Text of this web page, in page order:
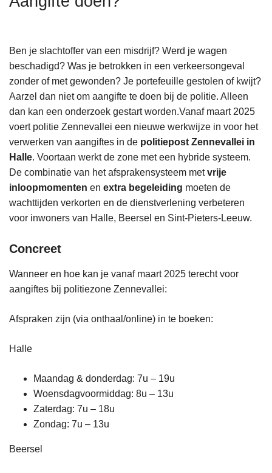
Ben je slachtoffer van een misdrijf? Werd je wagen
beschadigd? Was je betrokken in een verkeersongeval
zonder of met gewonden? Je portefeuille gestolen of kwijt?
Aarzel dan niet om aangifte te doen bij de politie. Alleen
dan kan een onderzoek gestart worden.Vanaf maart 2025
voert politie Zennevallei een nieuwe werkwijze in voor het
verwerken van aangiftes in de politiepost Zennevallei in
Halle. Voortaan werkt de zone met een hybride systeem.
De combinatie van het afsprakensysteem metvrije
inloopmomenten en extra begeleiding moeten de
wachttijden verkorten en de dienstverlening verbeteren
voor inwoners van Halle, Beersel en Sint-Pieters-Leeuw.
Concreet
Wanneer en hoe kan je vanaf maart 2025 terecht voor
aangiftes bij politiezone Zennevallei:
Afspraken zijn (via onthaal/online) in te boeken:
Halle
Maandag & donderdag: 7u – 19u
Woensdagvoormiddag: 8u – 13u
Zaterdag: 7u – 18u
Zondag: 7u – 13u
Beersel